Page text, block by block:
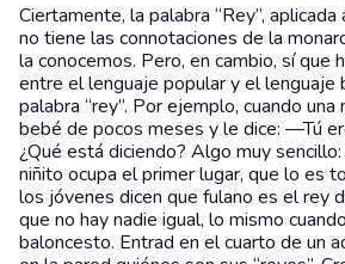
Ciertamente, la palabra “Rey”,
no tiene las connotaciones de la
la conocemos. Pero, en cambio, sí que
entre el lenguaje popular y el lenguaje
palabra “rey”. Por ejemplo, cuando una
bebé de pocos meses y le dice: —Tú
¿Qué está diciendo? Algo muy
niñito ocupa el primer lugar, que lo es
los jóvenes dicen que fulano es el rey
que no hay nadie igual, lo mismo
baloncesto. Entrad en el cuarto de un